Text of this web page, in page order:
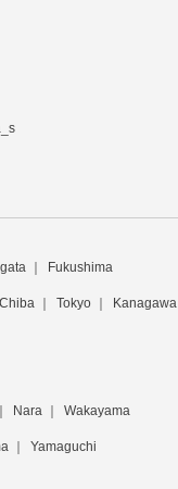
Fukushima
Chiba Tokyo Kanagawa
Nara Wakayama
Yamaguchi